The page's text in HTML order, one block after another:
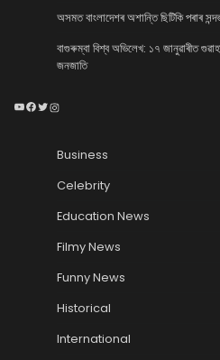
অসমত বাংলাদেশৰ অশান্তি ছিটিকি পৰাৰ
বাগুৰুম্বা বিশ্ব অভিলেখ: ১৭ জানুৱাৰীত
জনজাতি
YouTube
Facebook
Twitter
Instagram
Business
Celebrity
Education News
Filmy News
Funny News
Historical
International